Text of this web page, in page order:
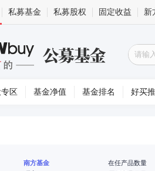
私募基金 私募股权 固定收益 新
区 基金净值 基金排名 好买
南方基金
在任产品数量